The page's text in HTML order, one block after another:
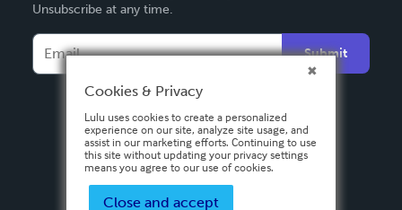
Français
Italiano
Español
Unsubscribe at any time.
Submit
Cookies & Privacy
Lulu uses cookies to create a personalized
experience on our site, analyze site usage, and
assist in our marketing efforts. Continuing to use
this site without updating your privacy settings
means you agree to our use of cookies.
Close and accept